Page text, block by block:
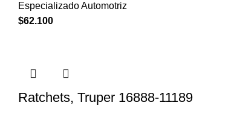
Especializado Automotriz
$62.100
Ratchets, Truper 16888-11189